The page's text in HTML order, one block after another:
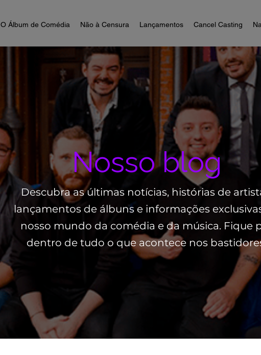
O Álbum de Comédia Não à Censura Lançamentos Cancel Casting
Nosso blog
Descubra as últimas notícias, histórias de
lançamentos de álbuns e informações
nosso mundo da comédia e da música. Fique
dentro de tudo o que acontece nos